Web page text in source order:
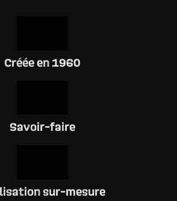
Créée en 1960
Savoir-faire
sur-mesure